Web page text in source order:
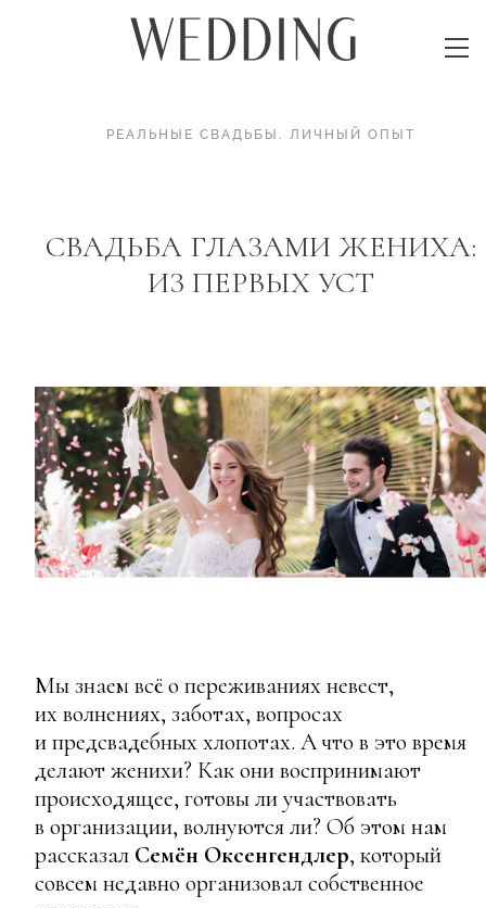
РЕАЛЬНЫЕ СВАДЬБЫ . ЛИЧНЫЙ ОПЫТ
СВАДЬБА ГЛАЗАМИ ЖЕНИХА:
ИЗ ПЕРВЫХ УСТ
Мы знаем всё о переживаниях невест,
их волнениях, заботах, вопросах
и предсвадебных хлопотах. А что в это время
делают женихи? Как они воспринимают
происходящее, готовы ли участвовать
в организации, волнуются ли? Об этом нам
рассказал Семён Оксенгендлер, который
совсем недавно организовал собственное